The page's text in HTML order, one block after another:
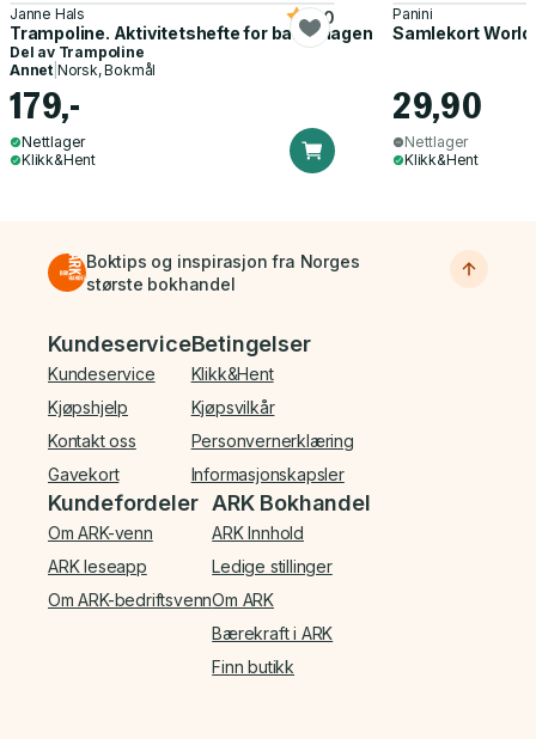
Janne Hals
Trampoline. Aktivitetshefte for barnehagen
5.0
Del av Trampoline
Annet Norsk, Bokmål
179,-
Nettlager
Klikk&Hent
Panini
Samlekort
29,90
Nettlager
Klikk&Hent
Boktips og inspirasjon fra Norges
største bokhandel
Bunnmeny
Kundeservice
Kundeservice
Kjøpshjelp
Kontakt oss
Gavekort
Betingelser
Klikk&Hent
Kjøpsvilkår
Personvernerklæring
Informasjonskapsler
Kundefordeler
Om ARK-venn
ARK leseapp
Om ARK-bedriftsvenn
ARK Bokhandel
ARK Innhold
Ledige stillinger
Om ARK
Bærekraft i ARK
Finn butikk